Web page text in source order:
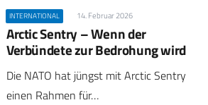
INTERNATIONAL 14. Februar 2026
Arctic Sentry – Wenn der
Verbündete zur Bedrohung wird
Die NATO hat jüngst mit Arctic Sentry
einen Rahmen für…